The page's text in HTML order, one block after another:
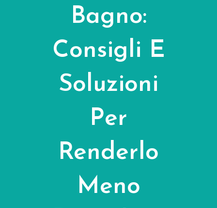
Bagno:
Consigli E
Soluzioni
Per
Renderlo
Meno